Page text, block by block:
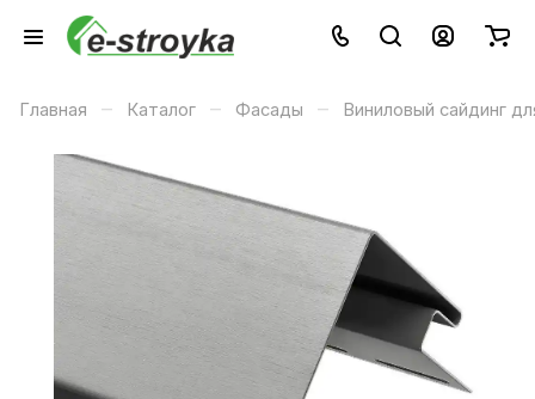
Главная – Каталог – Фасады – Виниловый сайдинг